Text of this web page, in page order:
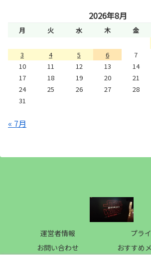
2026年8月
月 火 水 木 金
3
4 5 6 7
10
11 12 13 14
17
18 19 20 21
24
25 26 27 28
31
« 7月
運営者情報
プラ
お問い合わせ
おすすめ